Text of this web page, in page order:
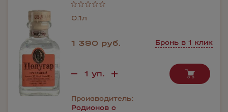
0.1л
1 390 руб. Бронь в 1 клик
Производитель:
Родионов с